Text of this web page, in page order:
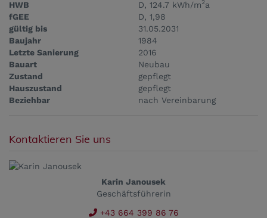
HWB
D, 124.7 kWh/m2a
fGEE
D, 1,98
gültig bis
31.05.2031
Baujahr
1984
Letzte Sanierung
2016
Bauart
Neubau
Zustand
gepflegt
Hauszustand
gepflegt
Beziehbar
nach Vereinbarung
Kontaktieren Sie uns
Karin Janousek
Geschäftsführerin
+43 664 399 86 76